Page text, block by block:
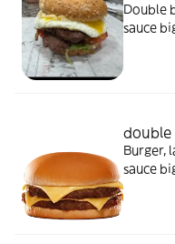
Double
sauce
double
Burger,
sauce